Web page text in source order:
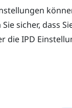
sicher, dass
die IPD